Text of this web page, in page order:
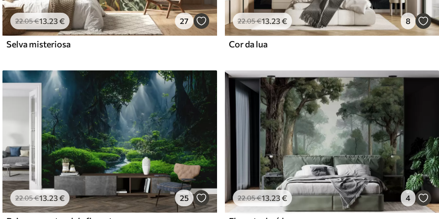
and Stick
49 .00€/m²
22.05€13 .23€ 27
Selva misteriosa
22.05€13.23€ 8
Cor da lua
22.05€13.23€ 25 22.05€13.23€ 4